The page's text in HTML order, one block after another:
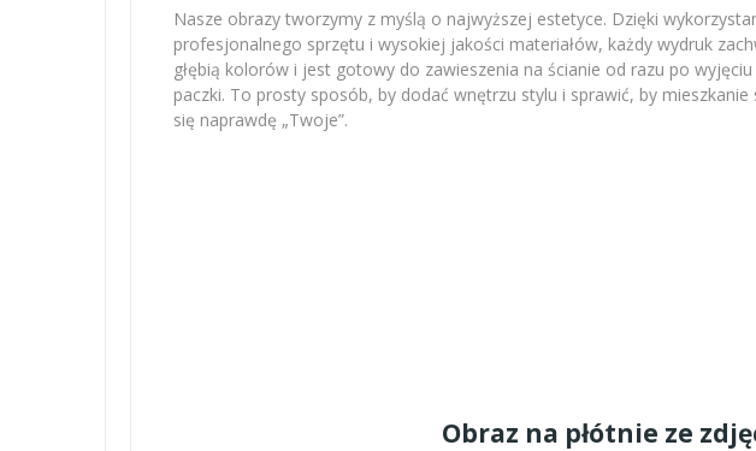
Nasze obrazy tworzymy z myślą o najwyższej estetyce. Dzięki
profesjonalnego sprzętu i wysokiej jakości materiałów, każdy wydruk
głębią kolorów i jest gotowy do zawieszenia na ścianie od razu po wyjęciu
paczki. To prosty sposób, by dodać wnętrzu stylu i sprawić, by mieszkanie
się naprawdę „Twoje”.
Obraz na płótnie ze